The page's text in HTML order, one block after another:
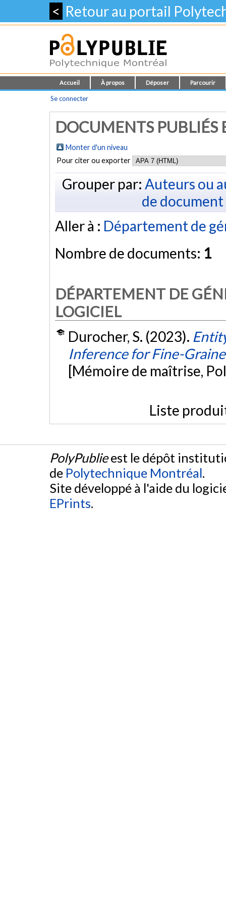
< Retour au portail
Accueil À propos Déposer Parcourir
Se connecter
DOCUMENTS PUBLIÉS
Monter d'un niveau
Pour citer ou exporter
Grouper par: Auteurs ou
de document
Aller à : Département de
Nombre de documents: 1
DÉPARTEMENT DE
LOGICIEL
Durocher, S. (2023).
Inference for Fine-
[Mémoire de maîtrise,
Liste
PolyPublieest le dépôt
de Polytechnique Montréal.
Site développé à l'aide du
EPrints.